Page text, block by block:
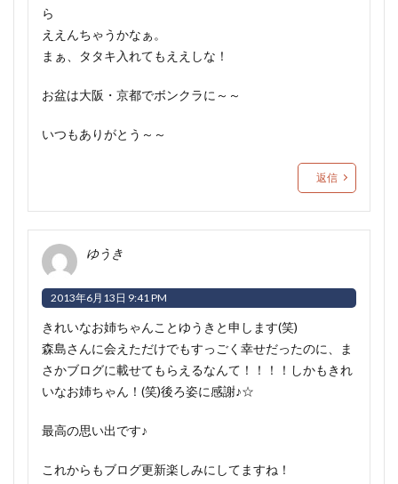
ら
ええんちゃうかなぁ。
まぁ、タタキ入れてもええしな！
お盆は大阪・京都でボンクラに～～
いつもありがとう～～
返信
ゆうき
2013年6月13日 9:41 PM
きれいなお姉ちゃんことゆうきと申します(笑)
森島さんに会えただけでもすっごく幸せだったのに、ま
さかブログに載せてもらえるなんて！！！！しかもきれ
いなお姉ちゃん！(笑)後ろ姿に感謝♪☆
最高の思い出です♪
これからもブログ更新楽しみにしてますね！